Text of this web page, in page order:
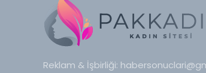
Reklam & İşbirliği: